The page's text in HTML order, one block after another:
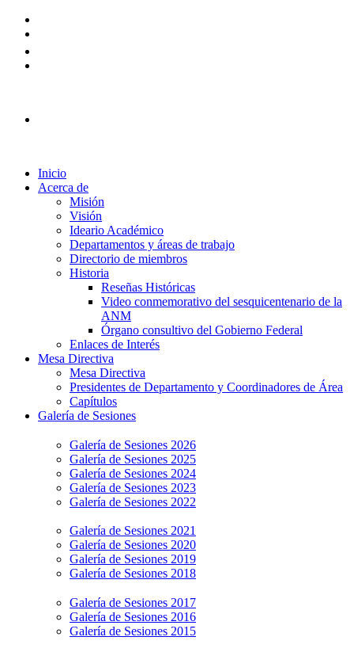
Inicio
Acerca de
Misión
Visión
Ideario Académico
Departamentos y áreas de trabajo
Directorio de miembros
Historia
Reseñas Históricas
Video conmemorativo del sesquicentenario de la
ANM
Órgano consultivo del Gobierno Federal
Enlaces de Interés
Mesa Directiva
Mesa Directiva
Presidentes de Departamento y Coordinadores de Área
Capítulos
Galería de Sesiones
Galería de Sesiones 2026
Galería de Sesiones 2025
Galería de Sesiones 2024
Galería de Sesiones 2023
Galería de Sesiones 2022
Galería de Sesiones 2021
Galería de Sesiones 2020
Galería de Sesiones 2019
Galería de Sesiones 2018
Galería de Sesiones 2017
Galería de Sesiones 2016
Galería de Sesiones 2015